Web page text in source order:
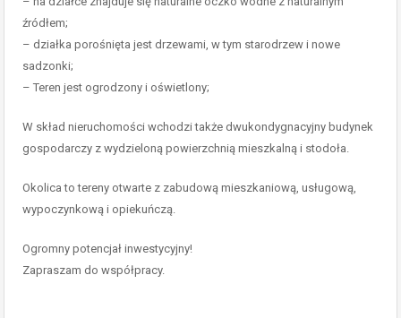
źródłem;
– działka porośnięta jest drzewami, w tym starodrzew i nowe
sadzonki;
– Teren jest ogrodzony i oświetlony;
W skład nieruchomości wchodzi także dwukondygnacyjny budynek
gospodarczy z wydzieloną powierzchnią mieszkalną i stodoła.
Okolica to tereny otwarte z zabudową mieszkaniową, usługową,
wypoczynkową i opiekuńczą.
Ogromny potencjał inwestycyjny!
Zapraszam do współpracy.